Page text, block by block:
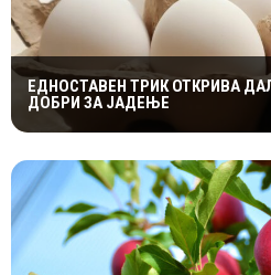
ЕДНОСТАВЕН ТРИК ОТКРИВА
ДОБРИ ЗА ЈАДЕЊЕ